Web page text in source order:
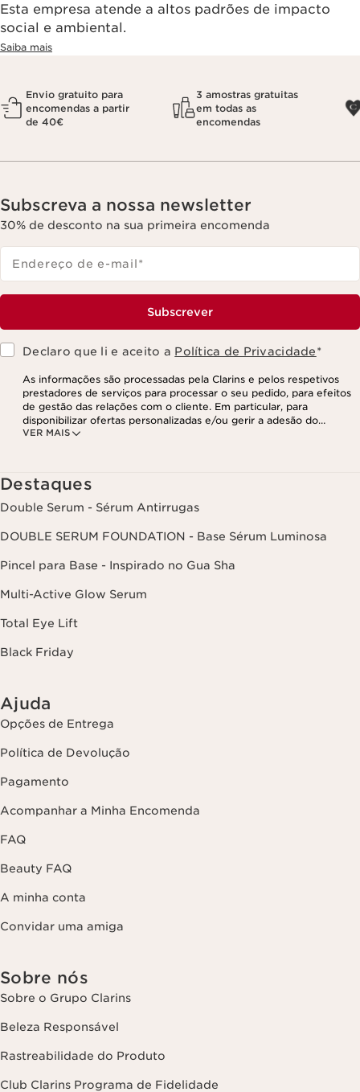
Esta empresa atende a altos padrões de impacto
social e ambiental.
Saiba mais
Envio gratuito para
encomendas a partir
de 40€
3 amostras gratuitas
em todas as
encomendas
Subscreva a nossa newsletter
30% de desconto na sua primeira encomenda
Endereço de e-mail*
Subscrever
Declaro que li e aceito a Política de Privacidade*
VER MAIS
As informações são processadas pela Clarins e pelos respetivos
prestadores de serviços para processar o seu pedido, para efeitos
de gestão das relações com o cliente. Em particular, para
disponibilizar ofertas personalizadas e/ou gerir a adesão do
utilizador ao nosso programa de fidelização e para criar o seu
as suas informações, assim como o direito de se opor e impedir o
respetivo processamento. Poderá exercer este direito,
contactando-nos. Para mais informações, consulte a nossa política
de privacidade, clicando aqui
Destaques
Double Serum - Sérum Antirrugas
DOUBLE SERUM FOUNDATION - Base Sérum Luminosa
Pincel para Base - Inspirado no Gua Sha
Multi-Active Glow Serum
Total Eye Lift
Black Friday
Ajuda
Opções de Entrega
Política de Devolução
Pagamento
Acompanhar a Minha Encomenda
FAQ
Beauty FAQ
A minha conta
Convidar uma amiga
Sobre nós
Sobre o Grupo Clarins
Beleza Responsável
Rastreabilidade do Produto
Club Clarins Programa de Fidelidade